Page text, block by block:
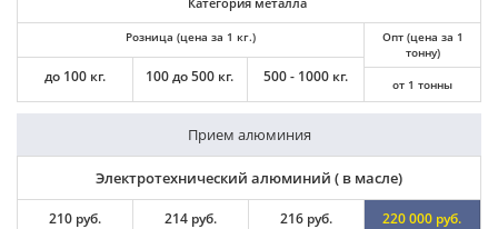
Розница (цена за 1 кг.)
до 100 кг. 100 до 500 кг. 500 - 1000 кг.
Опт (цена за 1
тонну)
от 1 тонны
Прием алюминия
Электротехнический алюминий ( в масле)
210 руб. 214 руб. 216 руб. 220 000 руб.